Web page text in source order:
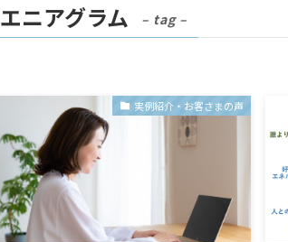
エニアグラム – tag –
実例紹介・お客さまの声